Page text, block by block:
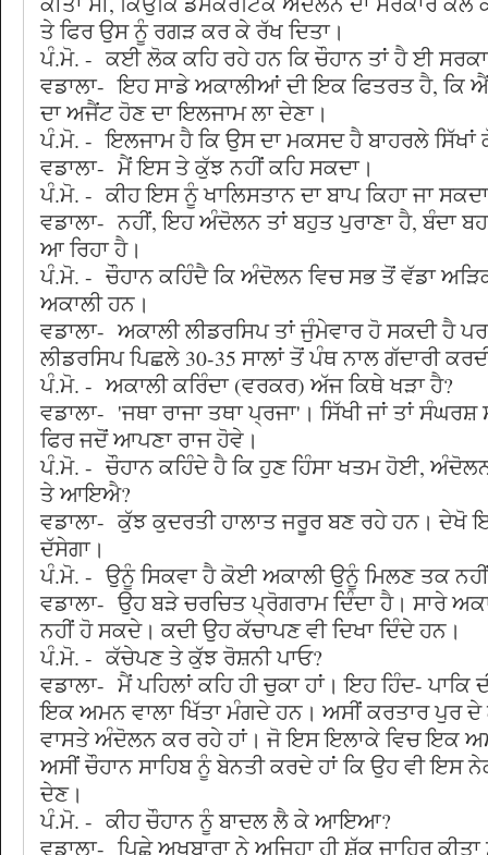
ਤੇ ਫਿਰ ਉਸ ਨੂੰ ਰਗੜ ਕਰ ਕੇ ਰੱਖ ਦਿਤਾ।
ਪੰ.ਮੋ. - ਕਈ ਲੋਕ ਕਹਿ ਰਹੇ ਹਨ ਕਿ ਚੌਹਾਨ ਤਾਂ ਹੈ ਈ
ਵਡਾਲਾ- ਇਹ ਸਾਡੇ ਅਕਾਲੀਆਂ ਦੀ ਇਕ ਫਿਤਰਤ ਹੈ, ਕਿ
ਦਾ ਅਜੈਂਟ ਹੋਣ ਦਾ ਇਲਜਾਮ ਲਾ ਦੇਣਾ।
ਪੰ.ਮੋ. - ਇਲਜਾਮ ਹੈ ਕਿ ਉਸ ਦਾ ਮਕਸਦ ਹੈ ਬਾਹਰਲੇ
ਵਡਾਲਾ- ਮੈਂ ਇਸ ਤੇ ਕੁੱਝ ਨਹੀਂ ਕਹਿ ਸਕਦਾ।
ਪੰ.ਮੋ. - ਕੀਹ ਇਸ ਨੂੰ ਖਾਲਿਸਤਾਨ ਦਾ ਬਾਪ ਕਿਹਾ ਜਾ
ਵਡਾਲਾ- ਨਹੀਂ, ਇਹ ਅੰਦੋਲਨ ਤਾਂ ਬਹੁਤ ਪੁਰਾਣਾ ਹੈ, ਬੰਦਾ
ਆ ਰਿਹਾ ਹੈ।
ਪੰ.ਮੋ. - ਚੌਹਾਨ ਕਹਿੰਦੈ ਕਿ ਅੰਦੋਲਨ ਵਿਚ ਸਭ ਤੋਂ ਵੱਡਾ
ਅਕਾਲੀ ਹਨ।
ਵਡਾਲਾ- ਅਕਾਲੀ ਲੀਡਰਸਿਪ ਤਾਂ ਜੁੰਮੇਵਾਰ ਹੋ ਸਕਦੀ ਹੈ
ਲੀਡਰਸਿਪ ਪਿਛਲੇ 30-35 ਸਾਲਾਂ ਤੋਂ ਪੰਥ ਨਾਲ ਗੱਦਾਰੀ
ਪੰ.ਮੋ. - ਅਕਾਲੀ ਕਰਿੰਦਾ (ਵਰਕਰ) ਅੱਜ ਕਿਥੇ ਖੜਾ ਹੈ?
ਵਡਾਲਾ- 'ਜਥਾ ਰਾਜਾ ਤਥਾ ਪ੍ਰਜਾ'। ਸਿੱਖੀ ਜਾਂ ਤਾਂ ਸੰਘਰਸ਼
ਫਿਰ ਜਦੋਂ ਆਪਣਾ ਰਾਜ ਹੋਵੇ।
ਪੰ.ਮੋ. - ਚੌਹਾਨ ਕਹਿੰਦੇ ਹੈ ਕਿ ਹੁਣ ਹਿੰਸਾ ਖਤਮ ਹੋਈ, ਅੰਦੋਲਨ
ਤੇ ਆਇਐ?
ਵਡਾਲਾ- ਕੁੱਝ ਕੁਦਰਤੀ ਹਾਲਾਤ ਜਰੂਰ ਬਣ ਰਹੇ ਹਨ। ਦੇਖੋ
ਦੱਸੇਗਾ।
ਪੰ.ਮੋ. - ਉਨੂੰ ਸਿਕਵਾ ਹੈ ਕੋਈ ਅਕਾਲੀ ਉਨੂੰ ਮਿਲਣ ਤਕ
ਵਡਾਲਾ- ਉਹ ਬੜੇ ਚਰਚਿਤ ਪ੍ਰੋਗਰਾਮ ਦਿੰਦਾ ਹੈ। ਸਾਰੇ
ਨਹੀਂ ਹੋ ਸਕਦੇ। ਕਦੀ ਉਹ ਕੱਚਾਪਣ ਵੀ ਦਿਖਾ ਦਿੰਦੇ ਹਨ।
ਪੰ.ਮੋ. - ਕੱਚੇਪਣ ਤੇ ਕੁੱਝ ਰੋਸ਼ਨੀ ਪਾਓ?
ਵਡਾਲਾ- ਮੈਂ ਪਹਿਲਾਂ ਕਹਿ ਹੀ ਚੁਕਾ ਹਾਂ। ਇਹ ਹਿੰਦ-
ਇਕ ਅਮਨ ਵਾਲਾ ਖਿੱਤਾ ਮੰਗਦੇ ਹਨ। ਅਸੀਂ ਕਰਤਾਰ ਪੁਰ ਦੇ
ਵਾਸਤੇ ਅੰਦੋਲਨ ਕਰ ਰਹੇ ਹਾਂ। ਜੋ ਇਸ ਇਲਾਕੇ ਵਿਚ ਇਕ
ਅਸੀਂ ਚੌਹਾਨ ਸਾਹਿਬ ਨੂੰ ਬੇਨਤੀ ਕਰਦੇ ਹਾਂ ਕਿ ਉਹ ਵੀ ਇਸ
ਦੇਣ।
ਪੰ.ਮੋ. - ਕੀਹ ਚੌਹਾਨ ਨੂੰ ਬਾਦਲ ਲੈ ਕੇ ਆਇਆ?
ਵਡਾਲਾ- ਪਿਛੇ ਅਖਬਾਰਾ ਨੇ ਅਜਿਹਾ ਹੀ ਸ਼ੱਕ ਜਾਹਿਰ